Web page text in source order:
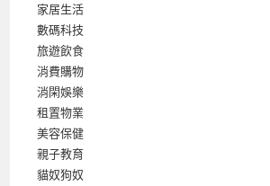
家居生活
數碼科技
旅遊飲食
消費購物
消閑娛樂
租置物業
美容保健
親子教育
貓奴狗奴